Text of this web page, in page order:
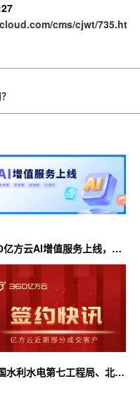
cms/cjwt/735.ht
亿方云AI增值服务上线，超
时优惠等你来！
水利水电第七工程局、北京